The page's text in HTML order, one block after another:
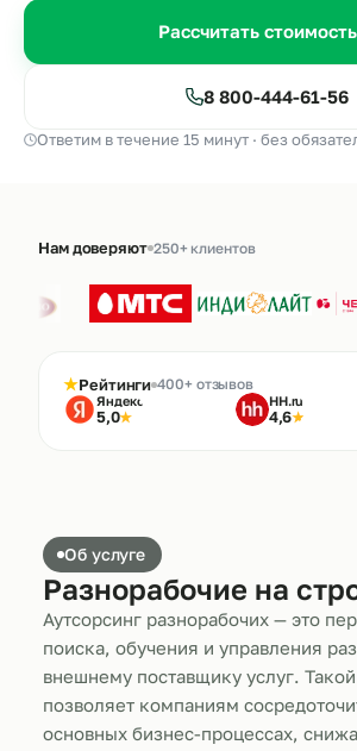
Рассчитать стоимость
8 800-444-61-56
Ответим в течение 15 минут · без
Нам доверяют 250+ клиентов
★Рейтинги 400+ отзывов
Яндекс
5,0★
HH.ru
4,6★
Об услуге
Разнорабочие на
Аутсорсинг разнорабочих — это
поиска, обучения и управления
внешнему поставщику услуг.
позволяет компаниям
основных бизнес-процессах,